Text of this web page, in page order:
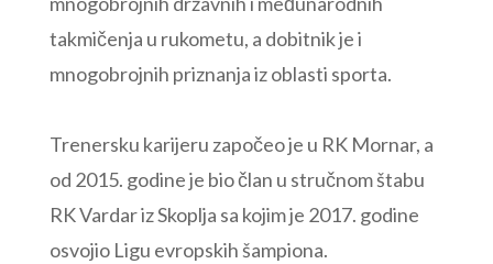
takmičenja u rukometu, a dobitnik je i
mnogobrojnih priznanja iz oblasti sporta.
Trenersku karijeru započeo je u RK Mornar, a
od 2015. godine je bio član u stručnom štabu
RK Vardar iz Skoplja sa kojim je 2017. godine
osvojio Ligu evropskih šampiona.